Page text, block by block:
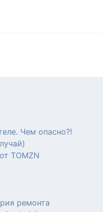
Чем опасно?!
TOMZN
ремонта